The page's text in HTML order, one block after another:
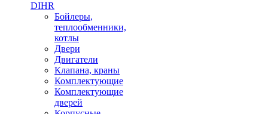
DIHR
Бойлеры,
теплообменники,
котлы
Двери
Двигатели
Клапана, краны
Комплектующие
Комплектующие
дверей